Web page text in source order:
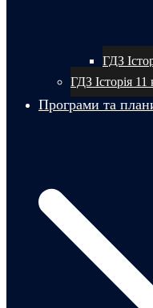
ГДЗ
ГДЗ Історія 11
Програми та